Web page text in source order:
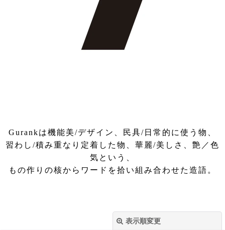
Gurankは機能美/デザイン、民具/日常的に使う物、
習わし/積み重なり定着した物、華麗/美しさ、艶／色
気という、
もの作りの核からワードを拾い組み合わせた造語。
表示順変更